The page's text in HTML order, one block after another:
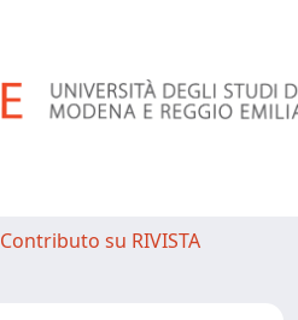
Contributo su RIVISTA